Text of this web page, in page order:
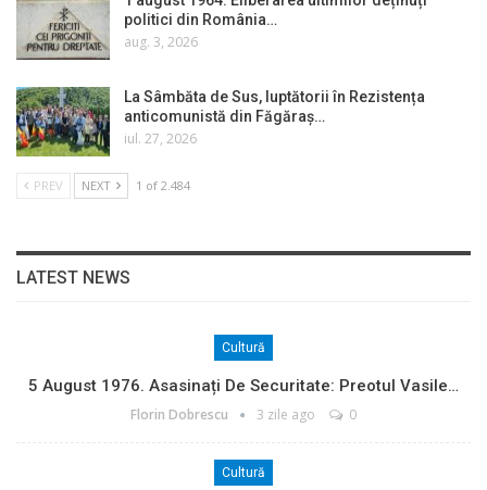
politici din România…
aug. 3, 2026
La Sâmbăta de Sus, luptătorii în Rezistența
anticomunistă din Făgăraș…
iul. 27, 2026
PREV NEXT 1 of 2.484
LATEST NEWS
Cultură
5 August 1976. Asasinați De Securitate: Preotul Vasile…
Florin Dobrescu 3 zile ago 0
Cultură